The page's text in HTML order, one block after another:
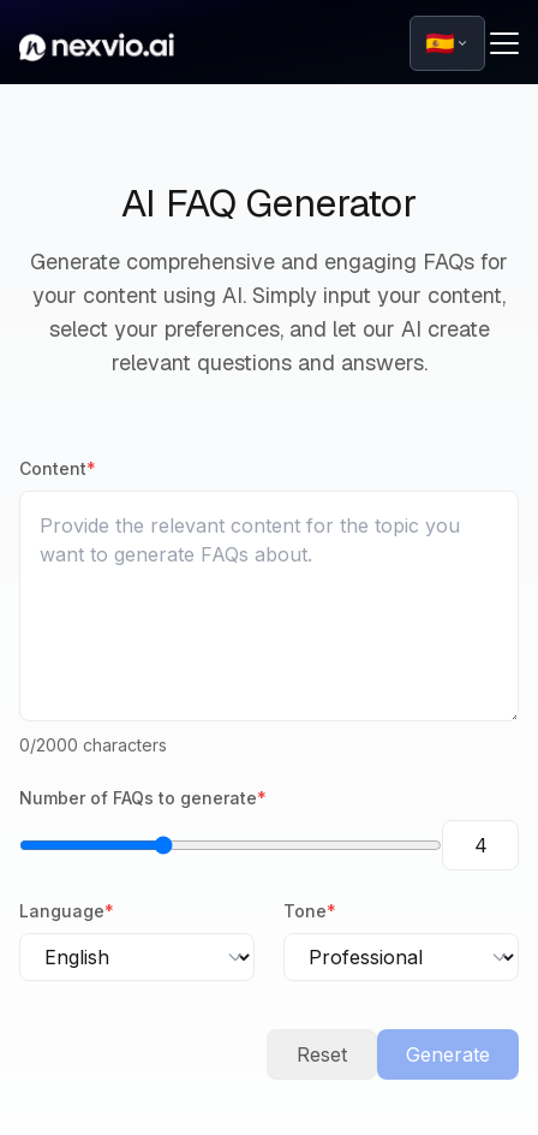
🇪🇸
AI FAQ Generator
Generate comprehensive and engaging FAQs for
your content using AI. Simply input your content,
select your preferences, and let our AI create
relevant questions and answers.
Content*
0/2000 characters
Number of FAQs to generate*
Language* Tone*
Reset Generate